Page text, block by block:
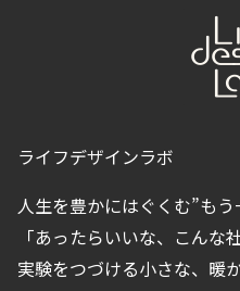
ライフデザインラボ
人生を豊かにはぐくむ”も
「あったらいいな、こんな
実験をつづける小さな、暖